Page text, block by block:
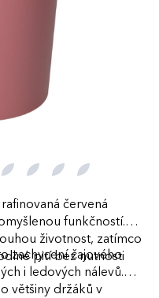
červená
funkčností.
životnost, zatímco
pití bez nutnosti
zachycení čajového
i ledových nálevů.
většiny držáků v